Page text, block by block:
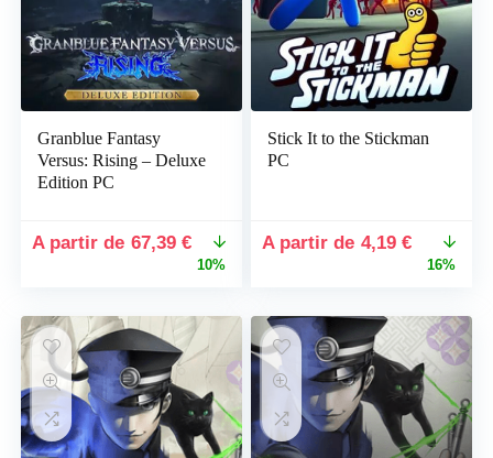
Granblue Fantasy
Versus: Rising – Deluxe
Edition PC
Le
74,99 €.
67,39€Le
prix
67,39 €.
10%
Stick It to the Stickman
PC
Le
5,00 €.
4,19€Le
prix
4,19 €.
16%